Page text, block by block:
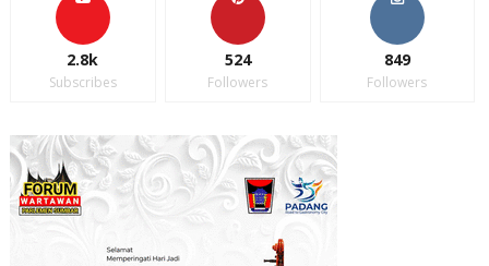
2.8k
Subscribes
524
Followers
849
Followers